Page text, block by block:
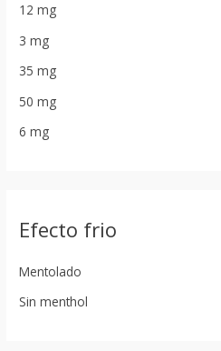
12 mg
3 mg
35 mg
50 mg
6 mg
Efecto frio
Mentolado
Sin menthol